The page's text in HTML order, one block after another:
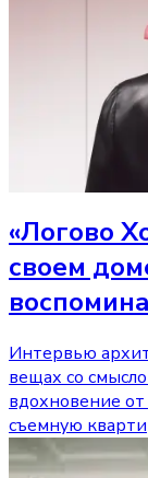
«Логово
своем
Интервью
вещах со
вдохновение
съемную